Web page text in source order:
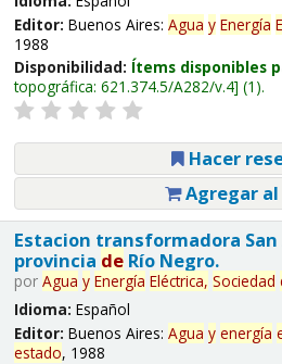
Editor: Buenos Aires: Agua y Energía
1988
Disponibilidad: Ítems disponibles
topográfica: 621.374.5/A282/v.4 (1).
Hacer
Agregar
Estacion transformadora
provincia deRío Negro.
por Agua y Energía Eléctrica, Sociedad
Idioma: Español
Editor: Buenos Aires: Agua y energía
estado, 1988